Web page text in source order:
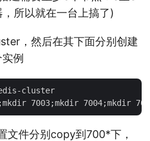
所以就在一台上搞了)
，然后在其下面分别创建
例
cluster
文件分别copy到700*下，